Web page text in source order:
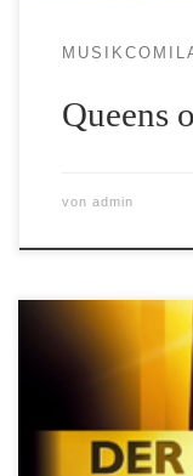
Queens
von admin